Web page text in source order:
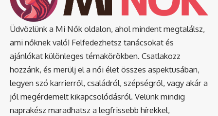
Üdvözlünk a Mi Nők oldalon, ahol mindent megtalálsz,
ami nőknek való! Felfedezhetsz tanácsokat és
ajánlókat különleges témakörökben. Csatlakozz
hozzánk, és merülj el a női élet összes aspektusában,
legyen szó karrierről, családról, szépségről, vagy akár a
jól megérdemelt kikapcsolódásról. Velünk mindig
naprakész maradhatsz a legfrissebb hírekkel,